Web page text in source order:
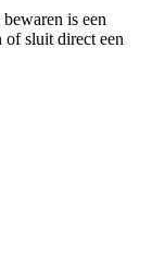
is een
sluit direct een